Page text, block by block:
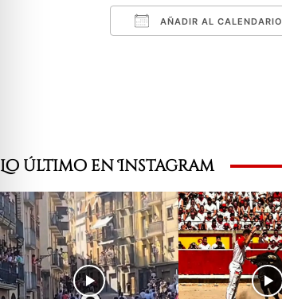
AÑADIR AL CALENDARIO
Lo último en Instagram